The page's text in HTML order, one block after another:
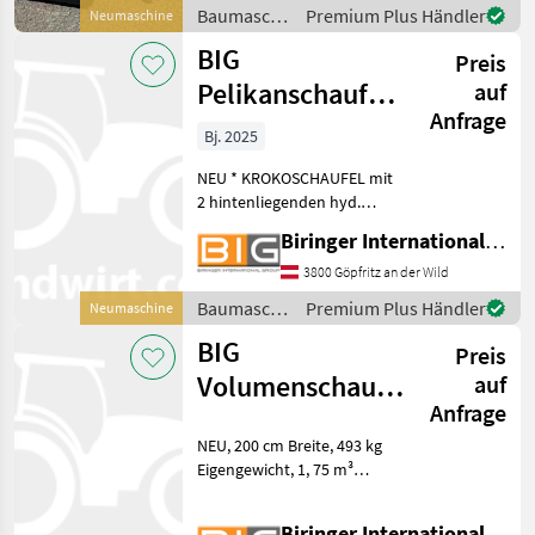
Neumaschine
Mitte)
Baumaschinen
/ BIG
Premium Plus Händler
Neumaschine
BIG
Pelikanschaufel
220 cm mit Euro
Aufnahme
Preis
auf
Anfrage
Bj. 2025
NEU * KROKOSCHAUFEL mit
2 hintenliegenden hyd.
versteifter Niederhalter *
220 cm Breite * 0, 77 m³
Kapazität * 410 kg
Eigengewicht * mit E
Biringer International GmbH
3800 Göpfritz an der Wild
Baumaschinen
/ BIG
Premium Plus Händler
BIG
Volumenschaufel
Kramer
Aufnahme
Preis
auf
Anfrage
NEU, 200 cm Breite, 493 kg
Eigengewicht, 1, 75 m³